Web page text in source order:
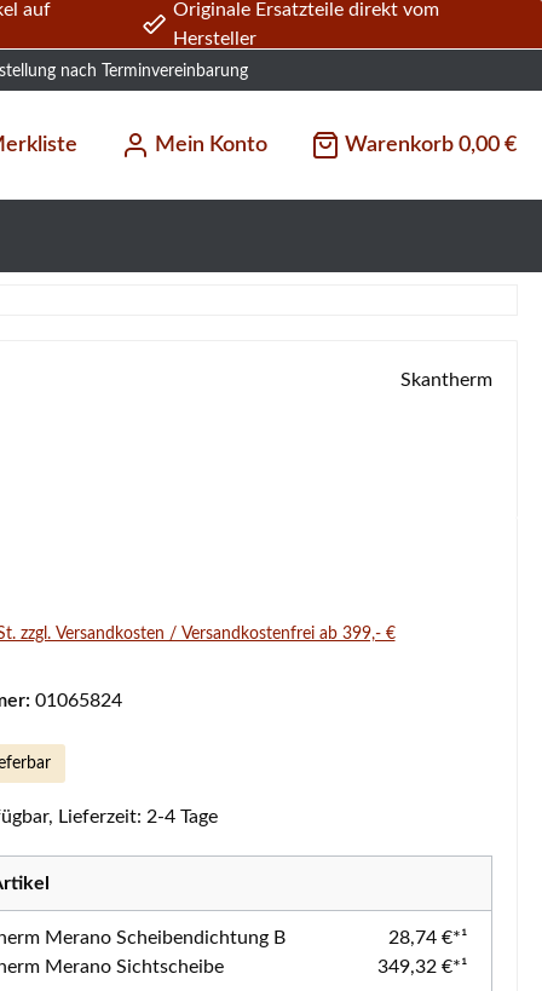
auf
Originale Ersatzteile direkt vom
Hersteller
nach Terminvereinbarung
Mein Konto Warenkorb 0,00 €
Skantherm
zzgl. Versandkosten / Versandkostenfrei ab 399,- €
01065824
Lieferzeit: 2-4 Tage
Merano Scheibendichtung B
28,74 €*¹
Merano Sichtscheibe
349,32 €*¹